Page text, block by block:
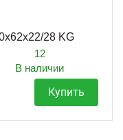
28 KG
12
В наличии
Купить